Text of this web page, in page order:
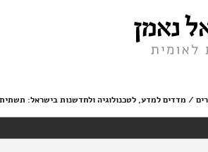
/ מדדים למדע, לטכנולוגיה ולחדשנות בישראל: